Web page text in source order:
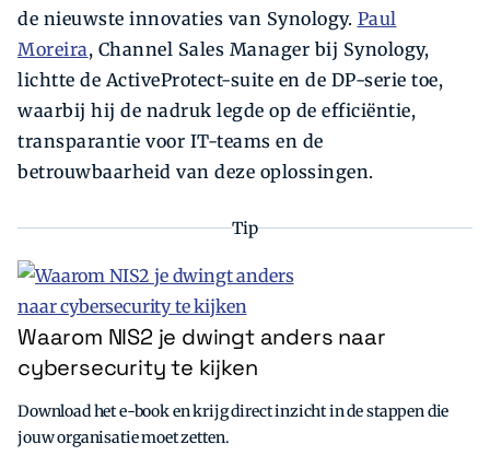
de nieuwste innovaties van Synology. Paul
Moreira, Channel Sales Manager bij Synology,
lichtte de ActiveProtect-suite en de DP-serie toe,
waarbij hij de nadruk legde op de efficiëntie,
transparantie voor IT-teams en de
betrouwbaarheid van deze oplossingen.
Tip
Waarom NIS2 je dwingt anders naar
cybersecurity te kijken
Download het e-book en krijg direct inzicht in de stappen die
jouw organisatie moet zetten.